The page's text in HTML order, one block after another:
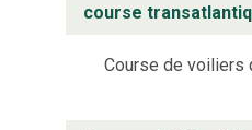
course
Course de voiliers